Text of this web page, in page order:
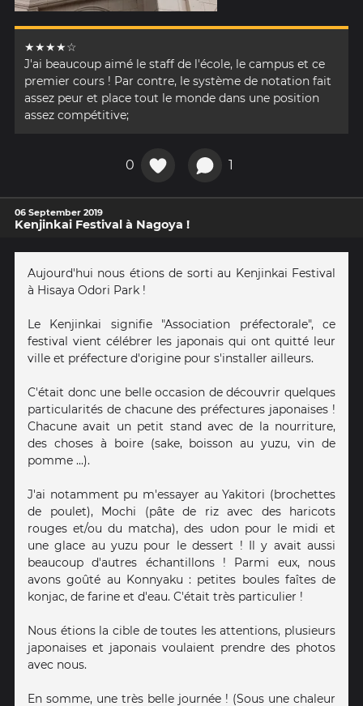
★★★★☆
J'ai beaucoup aimé le staff de l'école, le campus et ce
premier cours ! Par contre, le système de notation fait
assez peur et place tout le monde dans une position
assez compétitive;
0 1
06 September 2019
Kenjinkai Festival à Nagoya !
Aujourd'hui nous étions de sorti au Kenjinkai Festival
à Hisaya Odori Park !
Le Kenjinkai signifie "Association préfectorale", ce
festival vient célébrer les japonais qui ont quitté leur
ville et préfecture d'origine pour s'installer ailleurs.
C'était donc une belle occasion de découvrir quelques
particularités de chacune des préfectures japonaises !
Chacune avait un petit stand avec de la nourriture,
des choses à boire (sake, boisson au yuzu, vin de
pomme ...).
J'ai notamment pu m'essayer au Yakitori (brochettes
de poulet), Mochi (pâte de riz avec des haricots
rouges et/ou du matcha), des udon pour le midi et
une glace au yuzu pour le dessert ! Il y avait aussi
beaucoup d'autres échantillons ! Parmi eux, nous
avons goûté au Konnyaku : petites boules faîtes de
konjac, de farine et d'eau. C'était très particulier !
Nous étions la cible de toutes les attentions, plusieurs
japonaises et japonais voulaient prendre des photos
avec nous.
En somme, une très belle journée ! (Sous une chaleur